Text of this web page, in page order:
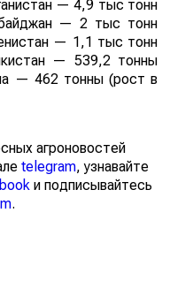
— 4,9 тыс тонн
— 2 тыс тонн
— 1,1 тыс тонн
— 539,2 тонны
— 462 тонны (рост в
агроновостей
telegram, узнавайте
и подписывайтесь
.